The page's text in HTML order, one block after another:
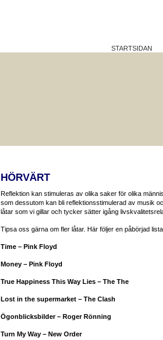
STARTSIDAN
HÖRVÄRT
Reflektion kan stimuleras av olika saker för olika
som dessutom kan bli reflektionsstimulerad av musik
låtar som vi gillar och tycker sätter igång
Tipsa oss gärna om fler låtar. Här följer en påbörjad
Time – Pink Floyd
Money – Pink Floyd
True Happiness This Way Lies – The The
Lost in the supermarket – The Clash
Ögonblicksbilder – Roger Rönning
Turn My Way – New Order